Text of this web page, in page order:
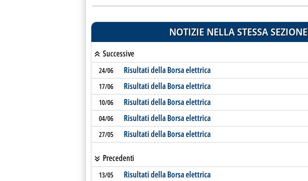
NOTIZIE NELLA STESSA SEZIONE
Successive
24/06 Risultati della Borsa elettrica
17/06 Risultati della Borsa elettrica
10/06 Risultati della Borsa elettrica
04/06 Risultati della Borsa elettrica
27/05 Risultati della Borsa elettrica
Precedenti
13/05 Risultati della Borsa elettrica